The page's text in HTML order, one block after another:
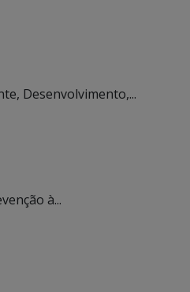
Desenvolvimento,...
à...